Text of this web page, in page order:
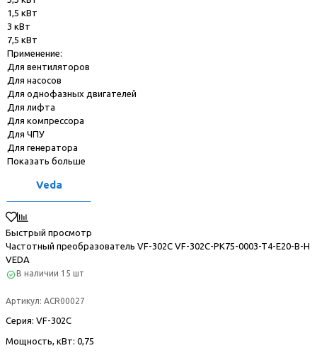
1,5 кВт
3 кВт
7,5 кВт
Применение:
Для вентиляторов
Для насосов
Для однофазных двигателей
Для лифта
Для компрессора
Для ЧПУ
Для генератора
Показать больше
Veda
Быстрый просмотр
Частотный преобразователь VF-302С VF-302C-PK75-0003-T4-E20-B-H
VEDA
В наличии 15 шт
Артикул: ACR00027
Серия: VF-302С
Мощность, кВт: 0,75